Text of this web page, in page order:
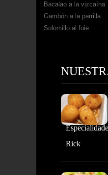
Bacalao a la vizcaína
Gambón a la parrilla
Solomillo al foie
Rick